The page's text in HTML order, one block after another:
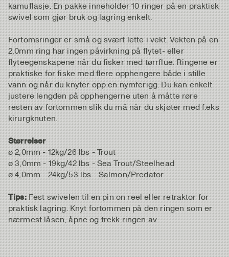
kamuflasje. En pakke inneholder 10 ringer på en praktisk
swivel som gjør bruk og lagring enkelt.
Fortomsringer er små og svært lette i vekt. Vekten på en
2,0mm ring har ingen påvirkning på flytet- eller
flyteegenskapene når du fisker med tørrflue. Ringene er
praktiske for fiske med flere opphengere både i stille
vann og når du knyter opp en nymferigg. Du kan enkelt
justere lengden på opphengerne uten å måtte røre
resten av fortommen slik du må når du skjøter med f.eks
kirurgknuten.
Størrelser
ø 2,0mm - 12kg/26 lbs - Trout
ø 3,0mm - 19kg/42 lbs - Sea Trout/Steelhead
ø 4,0mm - 24kg/53 lbs - Salmon/Predator
Tips:Fest swivelen til en pin on reel eller retraktor for
praktisk lagring. Knyt fortommen på den ringen som er
nærmest låsen, åpne og trekk ringen av.